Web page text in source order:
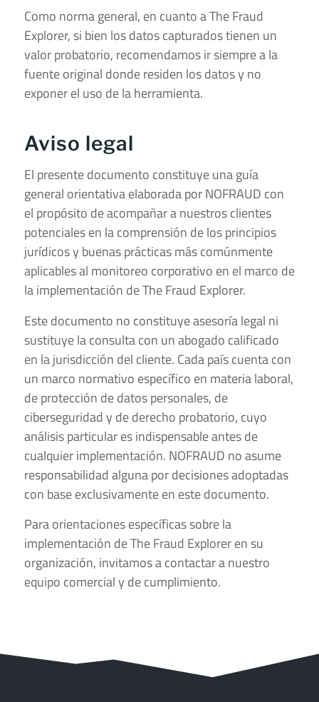
Como norma general, en cuanto a The Fraud
Explorer, si bien los datos capturados tienen un
valor probatorio, recomendamos ir siempre a la
fuente original donde residen los datos y no
exponer el uso de la herramienta.
Aviso legal
El presente documento constituye una guía
general orientativa elaborada por NOFRAUD con
el propósito de acompañar a nuestros clientes
potenciales en la comprensión de los principios
jurídicos y buenas prácticas más comúnmente
aplicables al monitoreo corporativo en el marco de
la implementación de The Fraud Explorer.
Este documento no constituye asesoría legal ni
sustituye la consulta con un abogado calificado
en la jurisdicción del cliente. Cada país cuenta con
un marco normativo específico en materia laboral,
de protección de datos personales, de
ciberseguridad y de derecho probatorio, cuyo
análisis particular es indispensable antes de
cualquier implementación. NOFRAUD no asume
responsabilidad alguna por decisiones adoptadas
con base exclusivamente en este documento.
Para orientaciones específicas sobre la
implementación de The Fraud Explorer en su
organización, invitamos a contactar a nuestro
equipo comercial y de cumplimiento.